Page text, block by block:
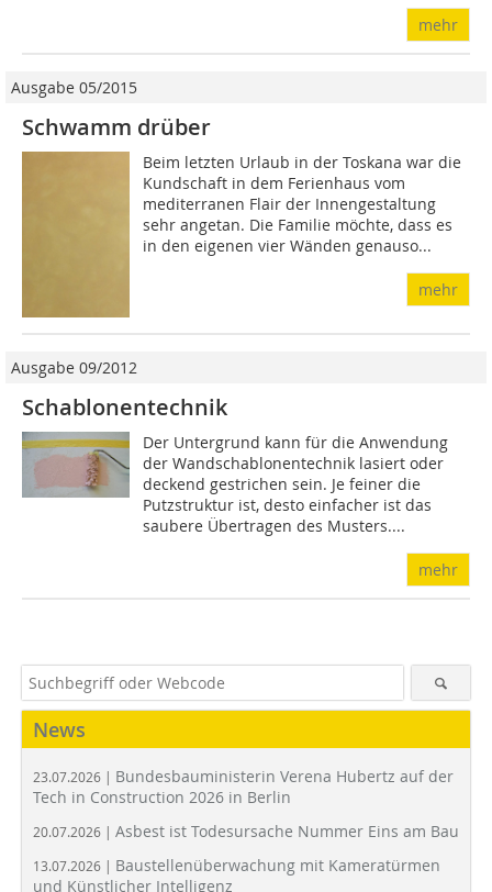
mehr
Ausgabe 05/2015
Schwamm drüber
Beim letzten Urlaub in der Toskana war die
Kundschaft in dem Ferienhaus vom
mediterranen Flair der Innengestaltung
sehr angetan. Die Familie möchte, dass es
in den eigenen vier Wänden genauso...
mehr
Ausgabe 09/2012
Schablonentechnik
Der Untergrund kann für die Anwendung
der Wandschablonentechnik lasiert oder
deckend gestrichen sein. Je feiner die
Putzstruktur ist, desto einfacher ist das
saubere Übertragen des Musters....
mehr
News
23.07.2026 | Bundesbauministerin Verena Hubertz auf der
Tech in Construction 2026 in Berlin
20.07.2026 | Asbest ist Todesursache Nummer Eins am Bau
13.07.2026 | Baustellenüberwachung mit Kameratürmen
und Künstlicher Intelligenz